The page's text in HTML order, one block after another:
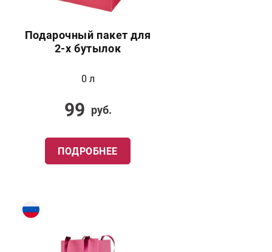
Подарочный пакет для
2-х бутылок
0 л
99 руб.
ПОДРОБНЕЕ